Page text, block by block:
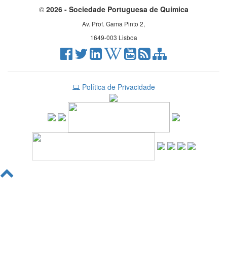
© 2026 - Sociedade Portuguesa de Química
Av. Prof. Gama Pinto 2,
1649-003 Lisboa
Política de Privacidade